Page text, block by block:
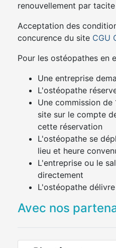
renouvellement par
Acceptation des
concurence du site CGU
Pour les ostéopathes en
Une entreprise
L'ostéopathe
Une commission de
site sur le compte
cette réservation
L'ostéopathe se
lieu et heure
L'entreprise ou le
directement
L'ostéopathe
Avec nos